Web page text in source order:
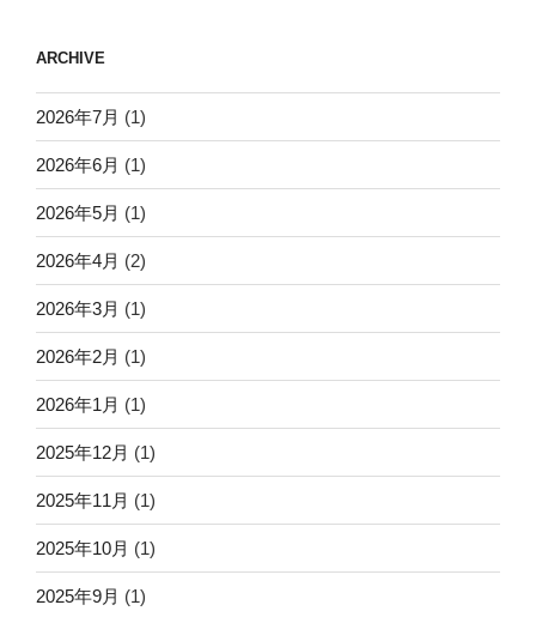
ARCHIVE
2026年7月 (1)
2026年6月 (1)
2026年5月 (1)
2026年4月 (2)
2026年3月 (1)
2026年2月 (1)
2026年1月 (1)
2025年12月 (1)
2025年11月 (1)
2025年10月 (1)
2025年9月 (1)